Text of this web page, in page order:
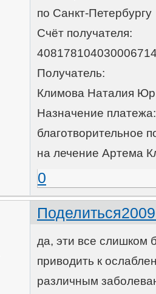
по Санкт-Петербургу
Счёт получателя:
Получатель:
Климова Наталия
Назначение платежа:
благотворительное
на лечение Артема
0
Поделиться
да, эти все слишком
приводить к
различным